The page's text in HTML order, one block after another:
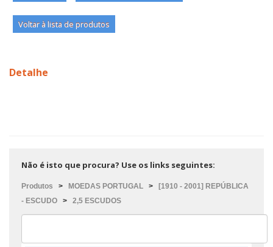
Voltar à lista de produtos
Detalhe
Não é isto que procura? Use os links seguintes:
Produtos > MOEDAS PORTUGAL >
[1910 - 2001] REPÚBLICA
- ESCUDO > 2,5 ESCUDOS